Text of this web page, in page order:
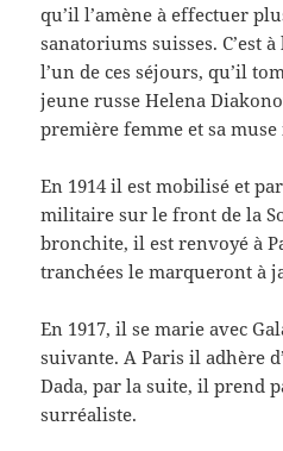
qu’il l’amène à effectuer
sanatoriums suisses. C’est
l’un de ces séjours, qu’il
jeune russe Helena
première femme et sa
En 1914 il est mobilisé et
militaire sur le front de la
bronchite, il est renvoyé à
tranchées le marqueront à
En 1917, il se marie avec
suivante. A Paris il adhère
Dada, par la suite, il prend
surréaliste.